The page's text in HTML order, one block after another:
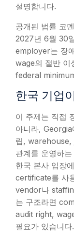
설명합니다.
공개된 법률 코
2027년 6월 30
employer는 장
wage의 절반 이
federal
한국 기업
이 주제는 직접
아니라,
립,
관계를 운영하
한국 본사 입장
certificate를 사
vendor나
는 구조라면
audit right,
필요가 있습니다.